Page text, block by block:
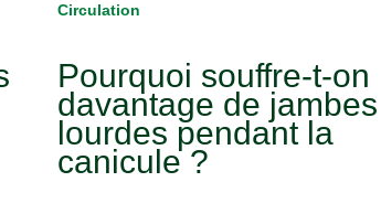
Circulation
Pourquoi souffre-t-on
davantage de jambes
lourdes pendant la
canicule ?